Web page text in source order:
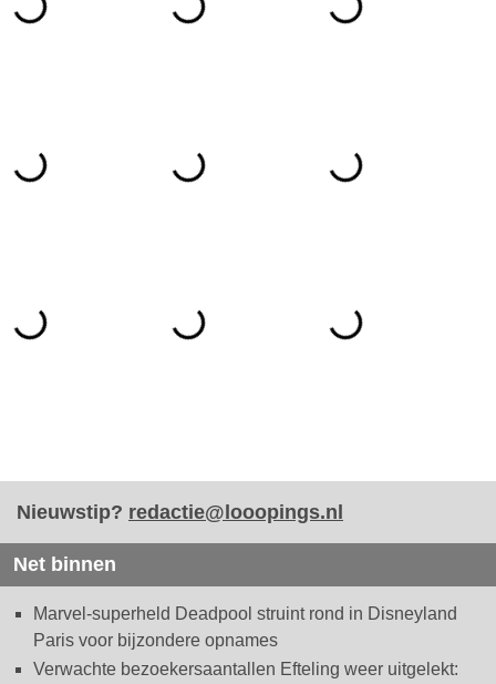
Nieuwstip? redactie@looopings.nl
Net binnen
Marvel-superheld Deadpool struint rond in Disneyland
Paris voor bijzondere opnames
Verwachte bezoekersaantallen Efteling weer uitgelekt: